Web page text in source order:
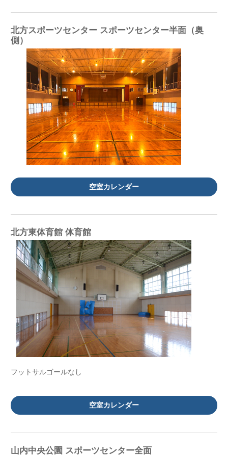
北方スポーツセンター スポーツセンター半面（奥
側）
空室カレンダー
北方東体育館 体育館
フットサルゴールなし
空室カレンダー
山内中央公園 スポーツセンター全面